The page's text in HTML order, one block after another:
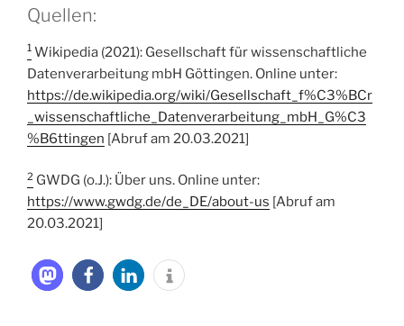
Quellen:
1 Wikipedia (2021): Gesellschaft für wissenschaftliche
Datenverarbeitung mbH Göttingen. Online unter:
https://de.wikipedia.org/wiki/Gesellschaft_f%C3%BCr
_wissenschaftliche_Datenverarbeitung_mbH_G%C3
%B6ttingen [Abruf am 20.03.2021]
2 GWDG (o.J.): Über uns. Online unter:
https://www.gwdg.de/de_DE/about-us [Abruf am
20.03.2021]